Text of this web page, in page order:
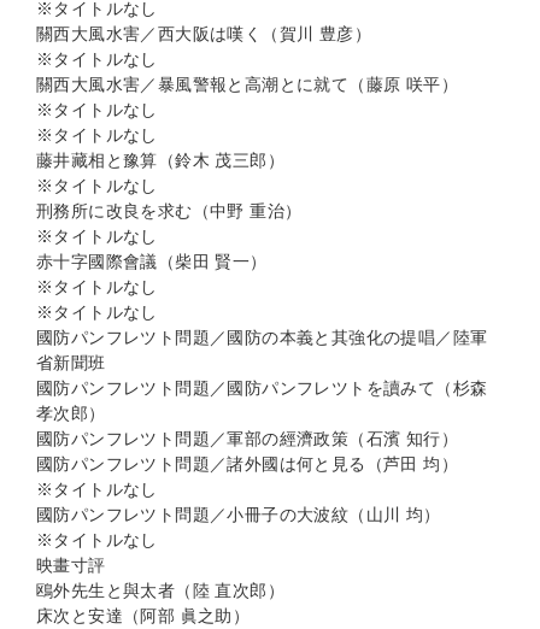
※タイトルなし
關西大風水害／西大阪は嘆く（賀川 豊彦）
※タイトルなし
關西大風水害／暴風警報と高潮とに就て（藤原 咲平）
※タイトルなし
※タイトルなし
藤井藏相と豫算（鈴木 茂三郎）
※タイトルなし
刑務所に改良を求む（中野 重治）
※タイトルなし
赤十字國際會議（柴田 賢一）
※タイトルなし
※タイトルなし
國防パンフレツト問題／國防の本義と其強化の提唱／陸軍
省新聞班
國防パンフレツト問題／國防パンフレツトを讀みて（杉森
孝次郎）
國防パンフレツト問題／軍部の經濟政策（石濱 知行）
國防パンフレツト問題／諸外國は何と見る（芦田 均）
※タイトルなし
國防パンフレツト問題／小冊子の大波紋（山川 均）
※タイトルなし
映畫寸評
鴎外先生と與太者（陸 直次郎）
床次と安達（阿部 眞之助）